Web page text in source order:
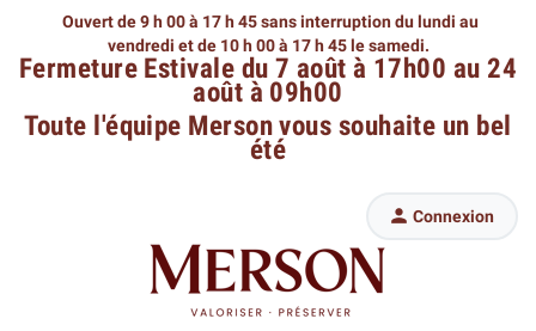
Ouvert de 9 h 00 à 17 h 45 sans interruption du lundi au
vendredi et de 10 h 00 à 17 h 45 le samedi.
Fermeture Estivale du 7 août à 17h00 au 24
août à 09h00
Toute l'équipe Mersonvous souhaite un bel
été
 Connexion